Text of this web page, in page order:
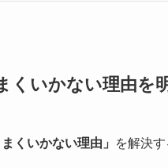
くいかない理由を
まくいかない理由」 を解決す